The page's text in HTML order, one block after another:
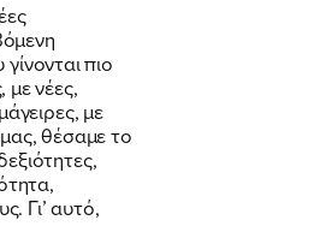
πιο
με νέες,
με
θέσαμε το
Γι’ αυτό,